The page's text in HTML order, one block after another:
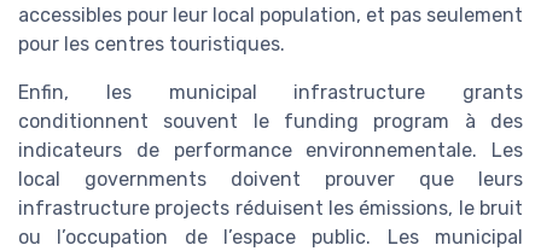
accessibles pour leur local population, et pas seulement
pour les centres touristiques.
Enfin, les municipal infrastructure grants
conditionnent souvent le funding program à des
indicateurs de performance environnementale. Les
local governments doivent prouver que leurs
infrastructure projects réduisent les émissions, le bruit
ou l’occupation de l’espace public. Les municipal